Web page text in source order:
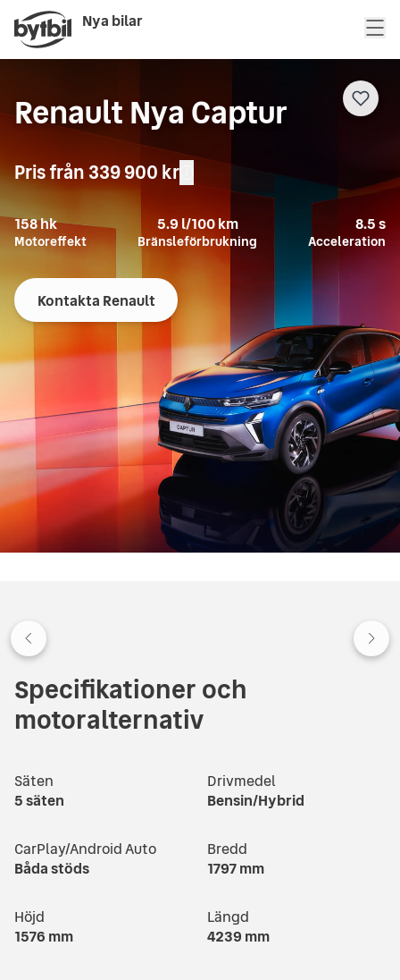
Nya bilar
Renault Nya Captur
Pris från 339 900 kr
158hk
Motoreffekt
5.9 l/100 km
Bränsleförbrukning
8.5s
Acceleration
Kontakta Renault
Specifikationer och
motoralternativ
Säten
5säten
Drivmedel
Bensin/Hybrid
CarPlay/Android Auto
Båda stöds
Bredd
1797mm
Höjd
1576 mm
Längd
4239 mm